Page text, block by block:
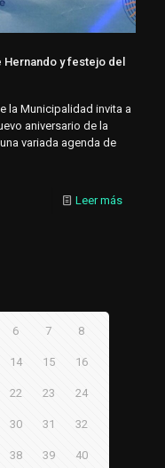
y festejo del
la Municipalidad invita a
aniversario de la
variada agenda de
Leer más
6 7 8
14 15 16
22 23 24
30 31 32
38 39 40